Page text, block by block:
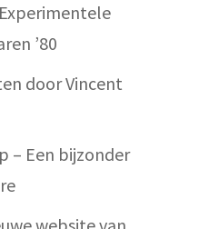
’80
door Vincent
– Een bijzonder